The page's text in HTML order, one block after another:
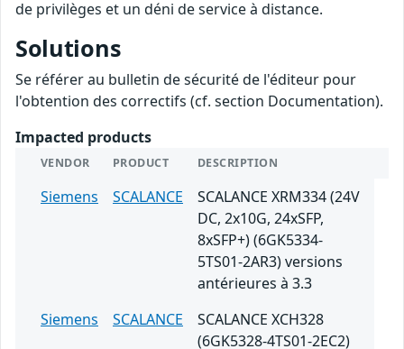
de privilèges et un déni de service à distance.
Solutions
Se référer au bulletin de sécurité de l'éditeur pour
l'obtention des correctifs (cf. section Documentation).
Impacted products
VENDOR PRODUCT DESCRIPTION
Siemens SCALANCE
SCALANCE XRM334 (24V
DC, 2x10G, 24xSFP,
8xSFP+) (6GK5334-
5TS01-2AR3) versions
antérieures à 3.3
Siemens
SCALANCE
SCALANCE XCH328
(6GK5328-4TS01-2EC2)